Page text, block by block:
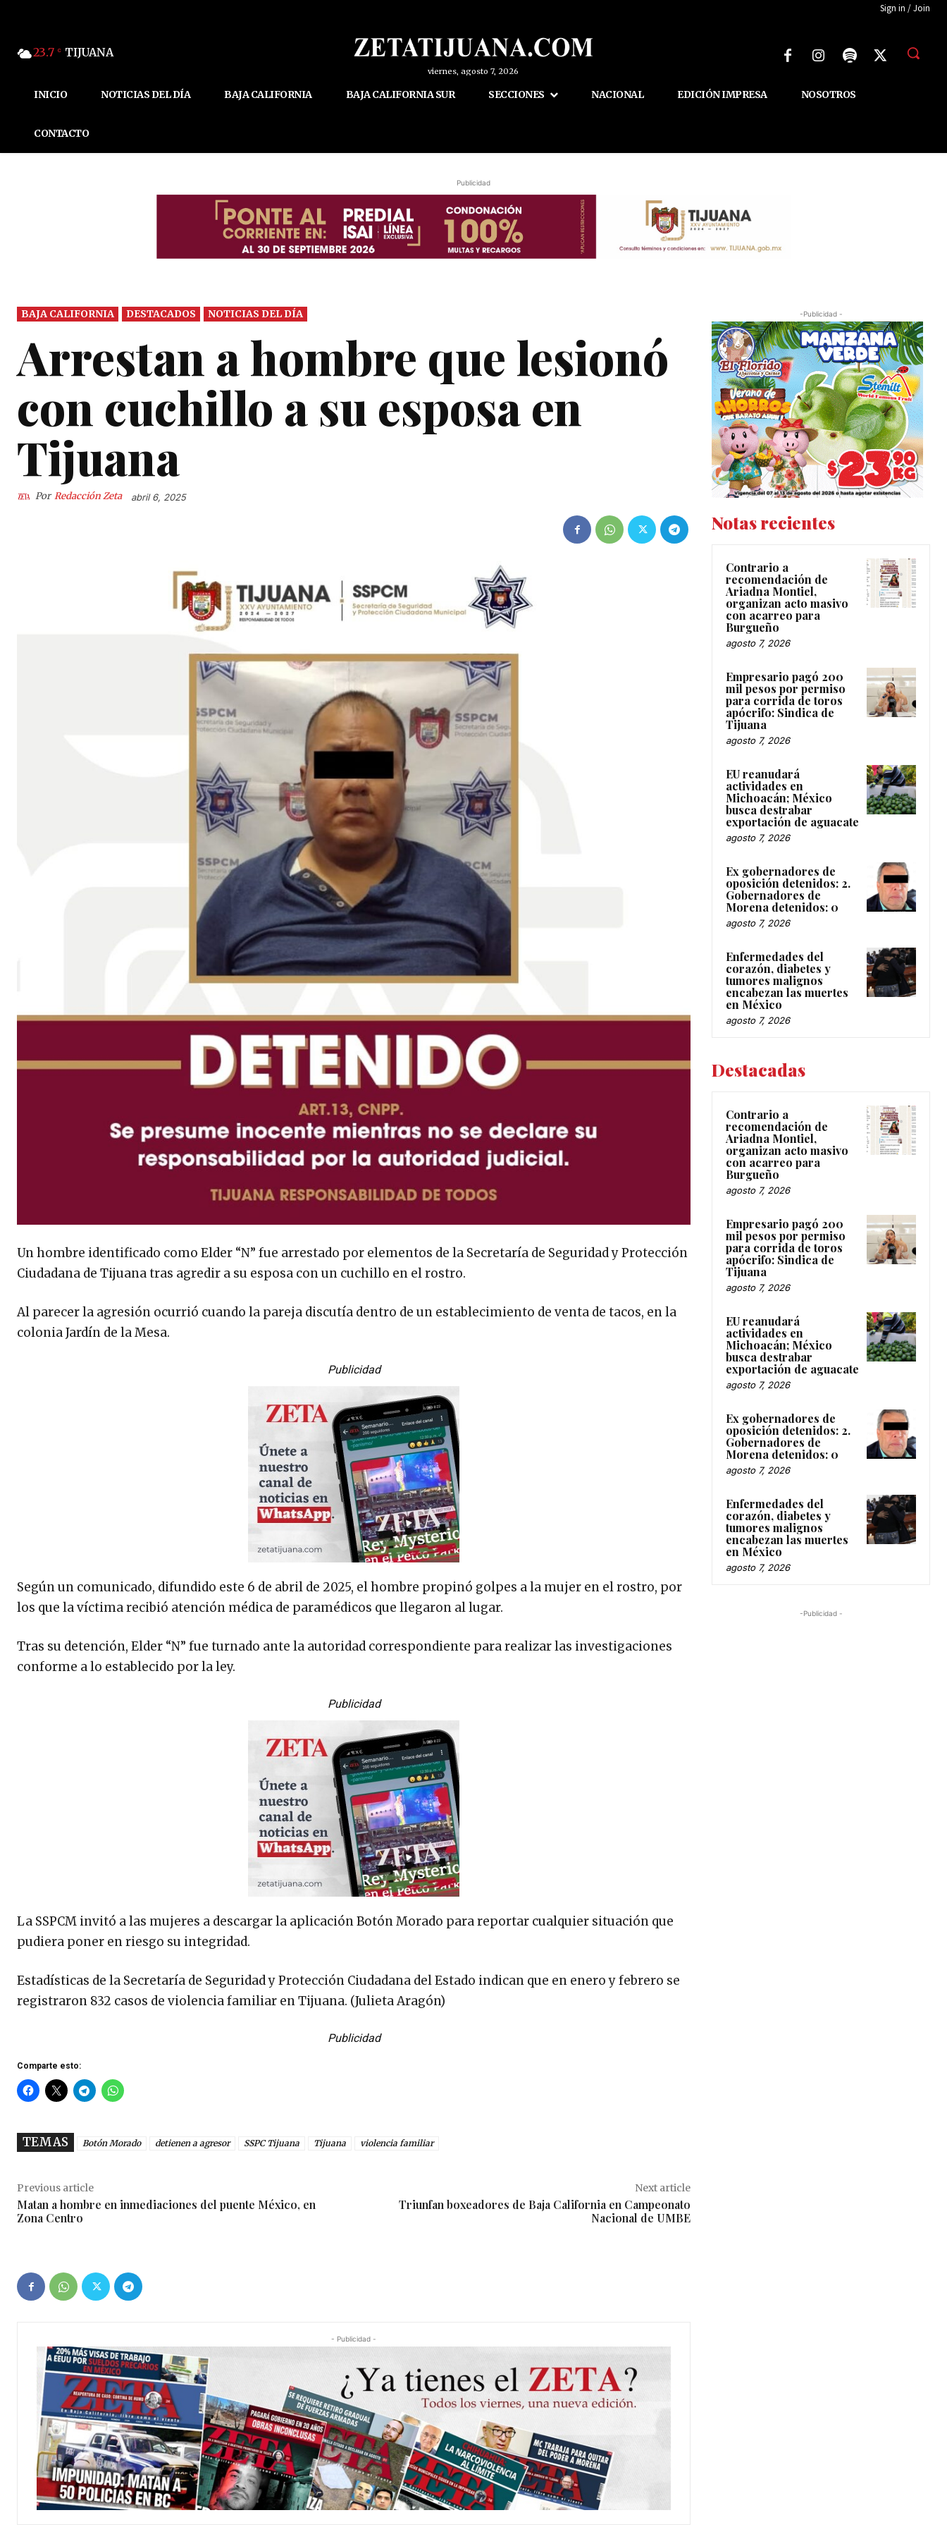
Sign in / Join
23.7 C TIJUANA
viernes, agosto 7, 2026
INICIO NOTICIAS DEL DÍA BAJA CALIFORNIA BAJA CALIFORNIA SUR SECCIONES NACIONAL EDICIÓN IMPRESA NOSOTROS
CONTACTO
Publicidad
BAJA CALIFORNIA DESTACADOS NOTICIAS DEL DÍA
Arrestan a hombre que lesionó
con cuchillo a su esposa en
Tijuana
Por Redacción Zeta abril 6, 2025
Un hombre identificado como Elder “N” fue arrestado por elementos de la Secretaría de Seguridad y Protección
Ciudadana de Tijuana tras agredir a su esposa con un cuchillo en el rostro.
Al parecer la agresión ocurrió cuando la pareja discutía dentro de un establecimiento de venta de tacos, en la
colonia Jardín de la Mesa.
Publicidad
Según un comunicado, difundido este 6 de abril de 2025, el hombre propinó golpes a la mujer en el rostro, por
los que la víctima recibió atención médica de paramédicos que llegaron al lugar.
Tras su detención, Elder “N” fue turnado ante la autoridad correspondiente para realizar las investigaciones
conforme a lo establecido por la ley.
Publicidad
La SSPCM invitó a las mujeres a descargar la aplicación Botón Morado para reportar cualquier situación que
pudiera poner en riesgo su integridad.
Estadísticas de la Secretaría de Seguridad y Protección Ciudadana del Estado indican que en enero y febrero se
registraron 832 casos de violencia familiar en Tijuana. (Julieta Aragón)
Publicidad
Comparte esto:
TEMAS Botón Morado detienen a agresor SSPC Tijuana Tijuana violencia familiar
Previous article
Matan a hombre en inmediaciones del puente México, en
Zona Centro
Next article
Triunfan boxeadores de Baja California en Campeonato
Nacional de UMBE
- Publicidad -
-Publicidad -
Notas recientes
Contrario a
recomendación de
Ariadna Montiel,
organizan acto masivo
con acarreo para
Burgueño
agosto 7, 2026
Empresario pagó 200
mil pesos por permiso
para corrida de toros
apócrifo: Sindica de
Tijuana
agosto 7, 2026
EU reanudará
actividades en
Michoacán; México
busca destrabar
exportación de aguacate
agosto 7, 2026
Ex gobernadores de
oposición detenidos: 2.
Gobernadores de
Morena detenidos: 0
agosto 7, 2026
Enfermedades del
corazón, diabetes y
tumores malignos
encabezan las muertes
en México
agosto 7, 2026
Destacadas
Contrario a
recomendación de
Ariadna Montiel,
organizan acto masivo
con acarreo para
Burgueño
agosto 7, 2026
Empresario pagó 200
mil pesos por permiso
para corrida de toros
apócrifo: Sindica de
Tijuana
agosto 7, 2026
EU reanudará
actividades en
Michoacán; México
busca destrabar
exportación de aguacate
agosto 7, 2026
Ex gobernadores de
oposición detenidos: 2.
Gobernadores de
Morena detenidos: 0
agosto 7, 2026
Enfermedades del
corazón, diabetes y
tumores malignos
encabezan las muertes
en México
agosto 7, 2026
-Publicidad -